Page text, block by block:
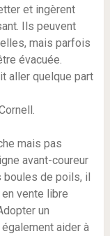
et ingèrent
Ils peuvent
mais parfois
évacuée.
aller quelque part
mais pas
avant-coureur
boules de poils, il
vente libre
un
aider à